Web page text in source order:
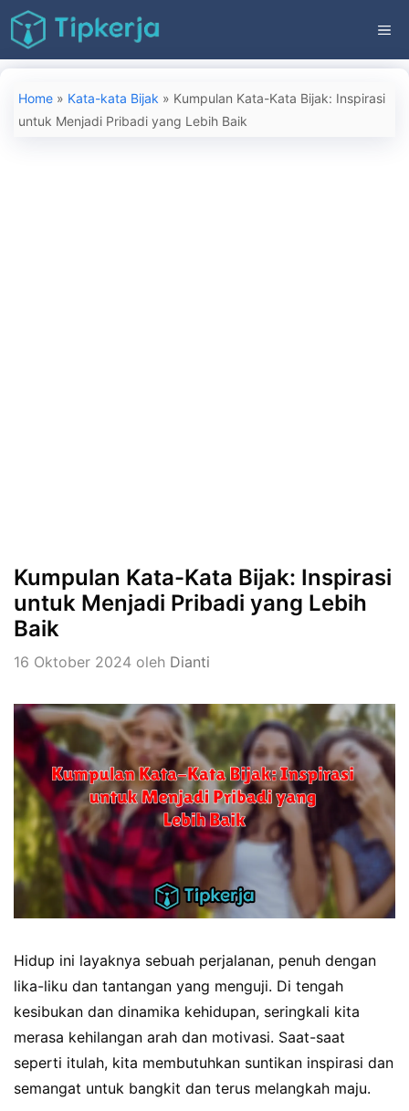
Langsung
ke
isi
Home » Kata-kata Bijak » Kumpulan Kata-Kata Bijak: Inspirasi
untuk Menjadi Pribadi yang Lebih Baik
Kumpulan Kata-Kata Bijak: Inspirasi
untuk Menjadi Pribadi yang Lebih
Baik
16 Oktober 2024 oleh Dianti
Hidup ini layaknya sebuah perjalanan, penuh dengan
lika-liku dan tantangan yang menguji. Di tengah
kesibukan dan dinamika kehidupan, seringkali kita
merasa kehilangan arah dan motivasi. Saat-saat
seperti itulah, kita membutuhkan suntikan inspirasi dan
semangat untuk bangkit dan terus melangkah maju.